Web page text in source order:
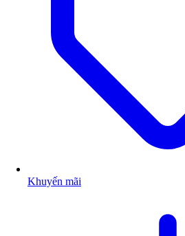
Khuyến mãi